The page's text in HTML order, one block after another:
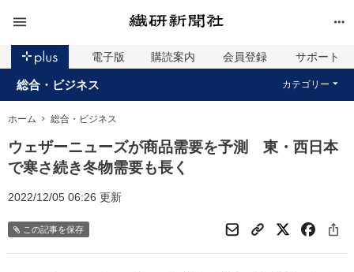
電子版 購読案内 会員登録 サポート
総合・ビジネス カテゴリー
ホーム 総合・ビジネス
ウェザーニューズが商品需要を予測 東・西日本
で寒さ続き冬物需要も長く
2022/12/05 06:26 更新
この記事を保存